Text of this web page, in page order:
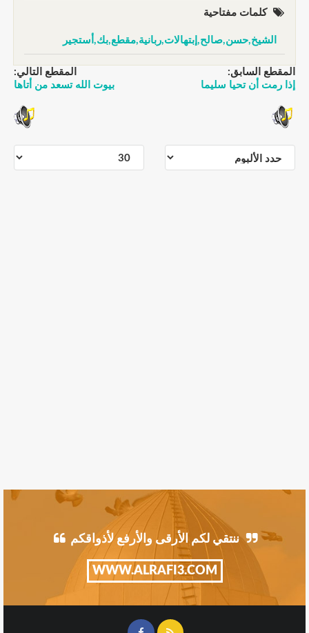
كلمات مفتاحية
الشيخ,حسن,صالح,إبتهالات,ربانية,مقطع,بك,أستجير
المقطع السابق:
إذا رمت أن تحيا سليما
المقطع التالي:
بيوت الله تسعد من أتاها
ننتقي لكم الأرقى والأرفع لأذواقكم
WWW.ALRAFI3.COM